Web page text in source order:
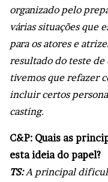
organizado pelo
várias situações que
para os atores e
resultado do teste
tivemos que refazer
incluir certos
casting.
C&P: Quais as
esta ideia do papel?
TS:A principal